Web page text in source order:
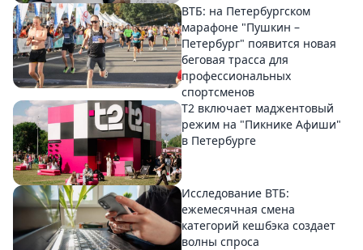
ВТБ: на Петербургском
марафоне "Пушкин –
Петербург" появится новая
беговая трасса для
профессиональных
спортсменов
Т2 включает маджентовый
режим на "Пикнике Афиши"
в Петербурге
Исследование ВТБ:
ежемесячная смена
категорий кешбэка создает
волны спроса